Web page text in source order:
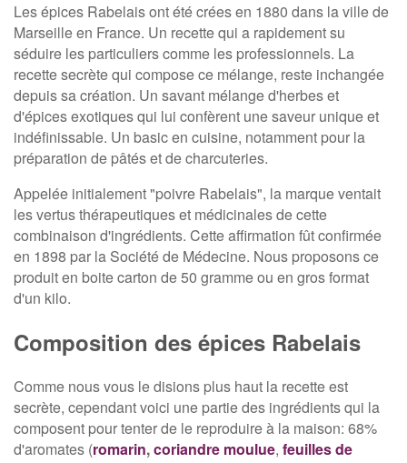
Les épices Rabelais ont été crées en 1880 dans la ville de
Marseille en France. Un recette qui a rapidement su
séduire les particuliers comme les professionnels. La
recette secrète qui compose ce mélange, reste inchangée
depuis sa création. Un savant mélange d'herbes et
d'épices exotiques qui lui confèrent une saveur unique et
indéfinissable. Un basic en cuisine, notamment pour la
préparation de pâtés et de charcuteries.
Appelée initialement "poivre Rabelais", la marque ventait
les vertus thérapeutiques et médicinales de cette
combinaison d'ingrédients. Cette affirmation fût confirmée
en 1898 par la Société de Médecine. Nous proposons ce
produit en boite carton de 50 gramme ou en gros format
d'un kilo.
Composition des épices Rabelais
Comme nous vous le disions plus haut la recette est
secrète, cependant voici une partie des ingrédients qui la
composent pour tenter de le reproduire à la maison: 68%
d'aromates (romarin,coriandre moulue, feuilles de